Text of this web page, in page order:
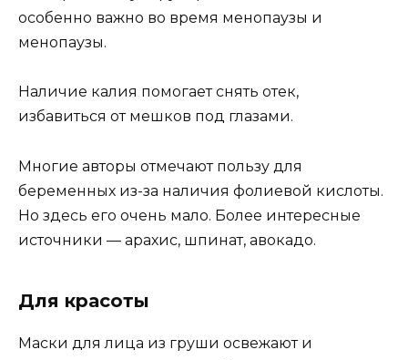
особенно важно во время менопаузы и
менопаузы.
Наличие калия помогает снять отек,
избавиться от мешков под глазами.
Многие авторы отмечают пользу для
беременных из-за наличия фолиевой кислоты.
Но здесь его очень мало. Более интересные
источники — арахис, шпинат, авокадо.
Для красоты
Маски для лица из груши освежают и